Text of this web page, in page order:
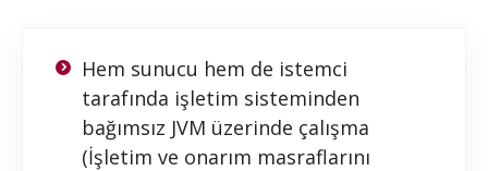
Hem sunucu hem de istemci
tarafında işletim sisteminden
bağımsız JVM üzerinde çalışma
(İşletim ve onarım masraflarını